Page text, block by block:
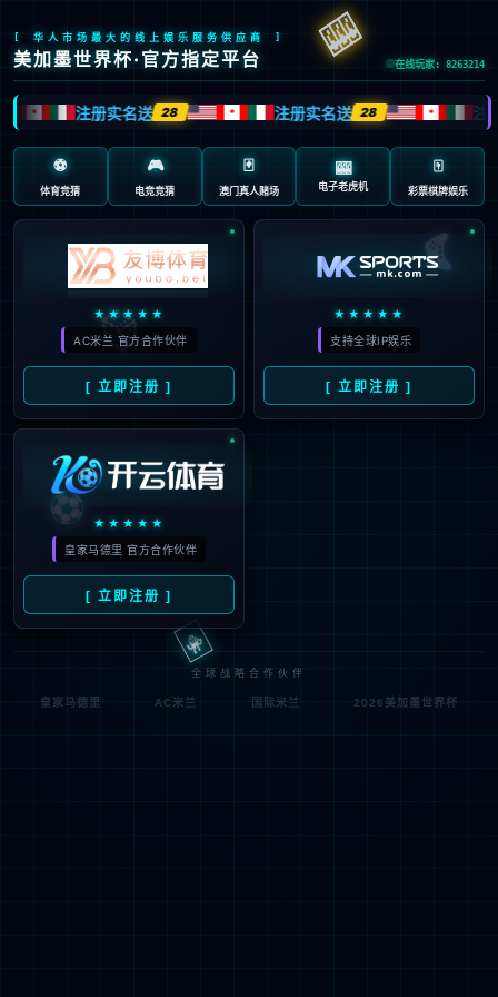
抱歉，页面无法访问...
可能原因：网址有错误 >请检查地址是否完整或存在多余字
符;
网址已失效 >可能页面已删除，活动已下线等
返回首页